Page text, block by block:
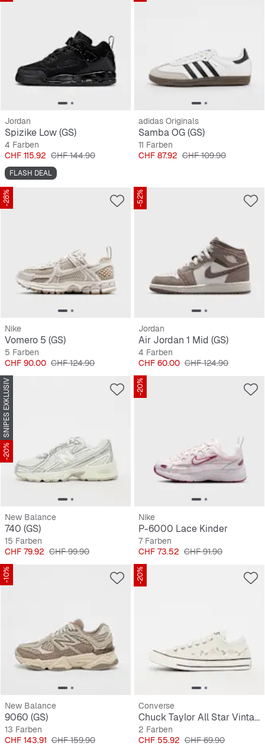
Jordan
Spizike Low (GS)
4 Farben
Preis
CHF 115.92 Originalpreis
CHF 144.90
FLASH DEAL
adidas Originals
Samba OG (GS)
11 Farben
Preis
CHF 87.92 Originalpreis
CHF 109.90
-28%
Nike
Vomero 5 (GS)
5 Farben
Preis
CHF 90.00 Originalpreis
CHF 124.90
-52%
Jordan
Air Jordan 1 Mid (GS)
4 Farben
Preis
CHF 60.00 Originalpreis
CHF 124.90
SNIPES EXKLUSIV
-20%
New Balance
740 (GS)
15 Farben
Preis
CHF 79.92 Originalpreis
CHF 99.90
-20%
Nike
P-6000 Lace Kinder
7 Farben
Preis
CHF 73.52 Originalpreis
CHF 91.90
-10%
New Balance
9060 (GS)
13 Farben
Preis
CHF 143.91 Originalpreis
CHF 159.90
-20%
Converse
Chuck Taylor All Star Vintage (GS)
2 Farben
Preis
CHF 55.92 Originalpreis
CHF 69.90